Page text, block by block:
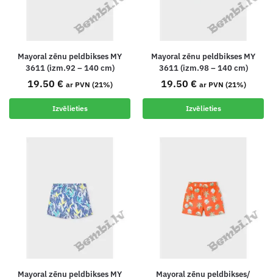
Mayoral zēnu peldbikses MY
3611 (izm.92 – 140 cm)
19.50 € ar PVN (21%)
Izvēlieties
Mayoral zēnu peldbikses MY
3611 (izm.98 – 140 cm)
19.50 € ar PVN (21%)
Izvēlieties
Mayoral zēnu peldbikses MY
Mayoral zēnu peldbikses/